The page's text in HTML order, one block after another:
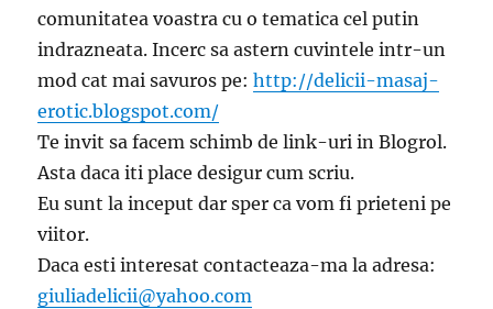
comunitatea voastra cu o tematica cel putin
indrazneata. Incerc sa astern cuvintele intr-un
mod cat mai savuros pe:http://delicii-masaj-
erotic.blogspot.com/
Te invit sa facem schimb de link-uri in Blogrol.
Asta daca iti place desigur cum scriu.
Eu sunt la inceput dar sper ca vom fi prieteni pe
viitor.
Daca esti interesat contacteaza-ma la adresa:
giuliadelicii@yahoo.com